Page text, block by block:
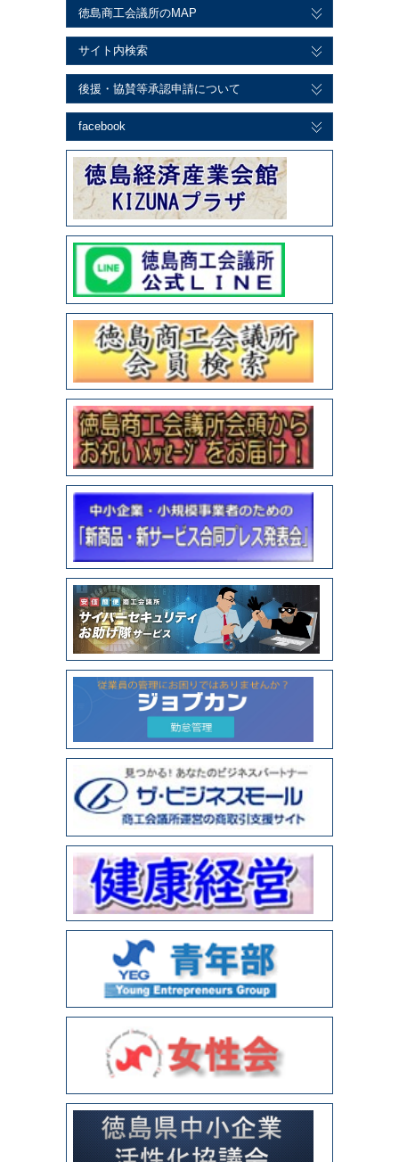
徳島商工会議所のMAP
サイト内検索
後援・協賛等承認申請について
facebook